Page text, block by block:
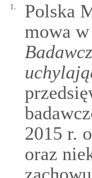
1.
Polska
mowa w
2015 r.
oraz